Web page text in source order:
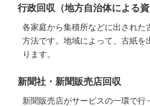
行政回収（地方自治体による資
各家庭から集積所などに出された
方法です。地域によって、古紙を
ります。
新聞社・新聞販売店回収
新聞販売店がサービスの一環で行